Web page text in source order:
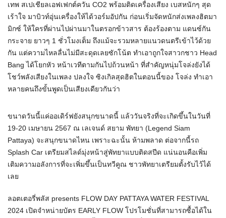
เทพ สเปเชียลเอฟเฟกต์ควัน CO2 พร้อมติดเครื่องเสียง เบสหนักๆ สุด
เร้าใจ มาบิวท์อุ่นเครื่องให้ได้วอร์มอัปกัน ก่อนเริ่มจัดหนักส่งเพลงฮิตมา
มิกซ์ ให้ใครที่ผ่านไปผ่านมาในตรอกข้าวสาร ต้องร้องตาม แดนซ์กัน
กระจาย ยาวๆ 1 ชั่วโมงเต็ม ถึงแม้จะรวมหลายแนวดนตรีเข้าไว้ด้วย
กัน แต่ความไหลลื่นไม่มีสะดุดเลยซักโน้ต ทำเอาถูกใจสาวกชาว Head
Bang ได้โยกหัว หน้าเวทีตามกันไปถ้วนหน้า ที่สำคัญหนุ่มโจล่งยังได้
โชว์พลังเสียงในเพลง ปลงใจ ซิงเกิลสุดฮิตในตอนนี้ของ โจล่ง ทำเอา
หลายคนถึงขั้นพูดเป็นเสียงเดียวกันว่า
ขนาดวันนี้แค่ออเดิร์ฟยังสนุกขนาดนี้ แล้ววันจริงที่จะเกิดขึ้นในวันที่
19-20 เมษายน 2567 ณ เลเจนด์ สยาม พัทยา (Legend Siam
Pattaya) จะสนุกขนาดไหน เพราะฉะนั้น ห้ามพลาด ต่อจากนี้รถ
Splash Car เตรียมสไลด์มุ่งหน้าสู่พัทยาแบบติดสปีด แน่นอนคือเพิ่ม
เติมความอลังการที่จะเพิ่มขึ้นเป็นทวีคูณ ชาวพัทยาเตรียมตั้งรับไว้ได้
เลย
ลอตเตอรี่พลัส presents FLOW DAY PATTAYA WATER FESTIVAL
2024 เปิดจำหน่ายบัตร EARLY FLOW โปรโมชั่นที่สามารถซื้อได้ใน